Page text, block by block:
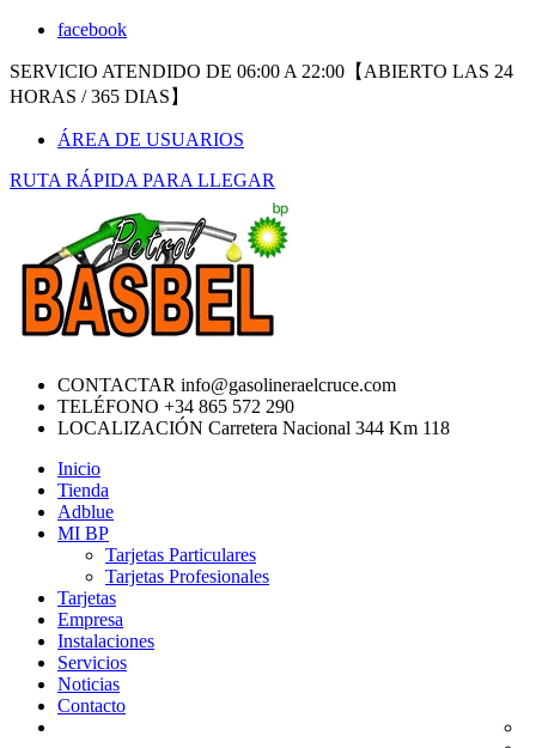
facebook
SERVICIO ATENDIDO DE 06:00 A 22:00【ABIERTO LAS 24
HORAS / 365 DIAS】
ÁREA DE USUARIOS
RUTA RÁPIDA PARA LLEGAR
CONTACTAR info@gasolineraelcruce.com
TELÉFONO +34 865 572 290
LOCALIZACIÓN Carretera Nacional 344 Km 118
Inicio
Tienda
Adblue
MI BP
Tarjetas Particulares
Tarjetas Profesionales
Tarjetas
Empresa
Instalaciones
Servicios
Noticias
Contacto